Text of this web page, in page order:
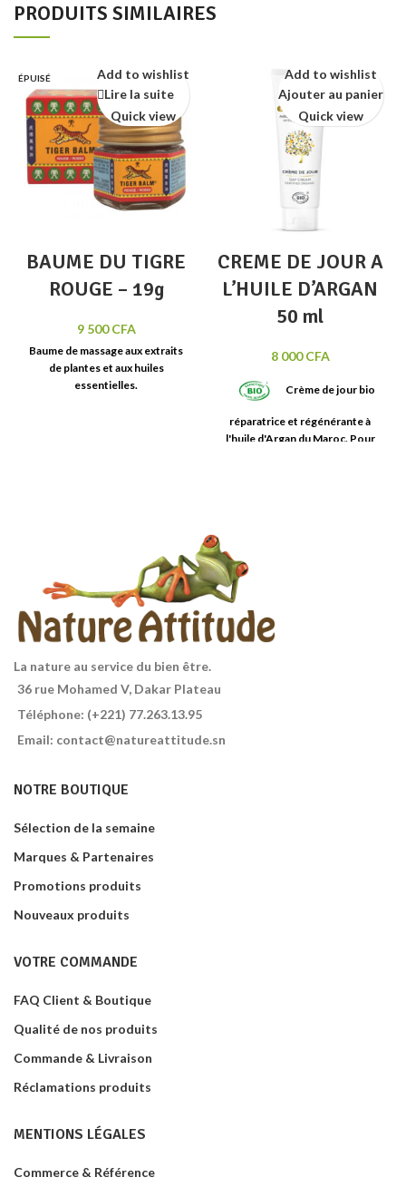
PRODUITS SIMILAIRES
ÉPUISÉ
BAUME DU TIGRE
ROUGE – 19g
9 500CFA
Baume de massage aux extraits
de plantes et aux huiles
essentielles.
Add to wishlist
Lire la suite
Quick view
CREME DE JOUR A
L’HUILE D’ARGAN
50 ml
8 000CFA
Crème de jour bio
réparatrice et régénérante à
l'huile d'Argan du Maroc. Pour
Add to wishlist
Ajouter au panier
Quick view
La nature au service du bien être.
36 rue Mohamed V, Dakar Plateau
Téléphone: (+221) 77.263.13.95
Email: contact@natureattitude.sn
NOTRE BOUTIQUE
Sélection de la semaine
Marques & Partenaires
Promotions produits
Nouveaux produits
VOTRE COMMANDE
FAQ Client & Boutique
Qualité de nos produits
Commande & Livraison
Réclamations produits
MENTIONS LÉGALES
Commerce & Référence